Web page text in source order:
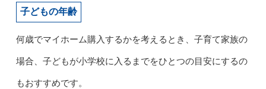
子どもの年齢
何歳でマイホーム購入するかを考えるとき、子育て家族の
場合、子どもが小学校に入るまでをひとつの目安にするの
もおすすめです。